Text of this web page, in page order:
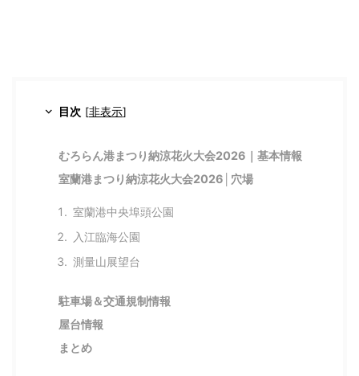
目次 [非表示]
むろらん港まつり納涼花火大会2026｜基本情報
室蘭港まつり納涼花火大会2026│穴場
室蘭港中央埠頭公園
入江臨海公園
測量山展望台
駐車場＆交通規制情報
屋台情報
まとめ